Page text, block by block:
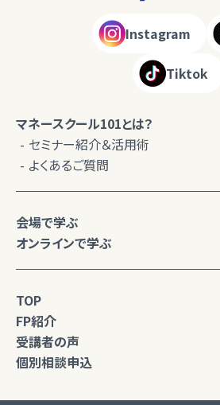
Instagram
Tiktok
マネースクール101とは？
セミナー紹介＆活用術
よくあるご質問
会場で学ぶ
オンラインで学ぶ
TOP
FP紹介
受講者の声
個別相談申込